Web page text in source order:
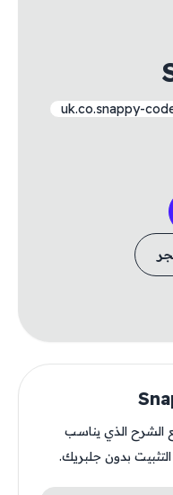
uk.co.snappy-
الشرح الذي يناسب
بدون جلبريك.